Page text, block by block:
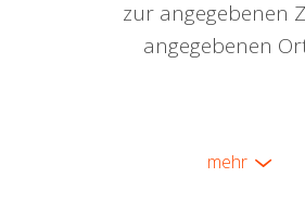
zur angegebenen
angegebenen
mehr